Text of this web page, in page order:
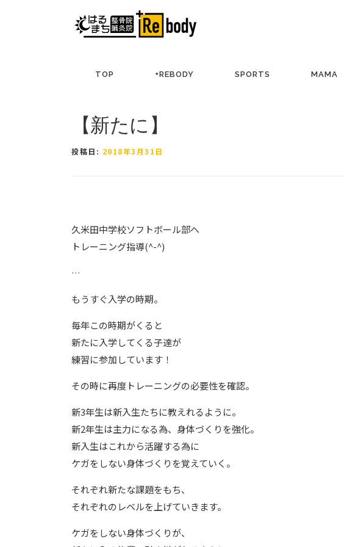
TOP +REBODY SPORTS MAMA
【新たに】
投稿日: 2018年3月31日
久米田中学校ソフトボール部へ
トレーニング指導(^-^)
…
もうすぐ入学の時期。
毎年この時期がくると
新たに入学してくる子達が
練習に参加しています！
その時に再度トレーニングの必要性を確認。
新3年生は新入生たちに教えれるように。
新2年生は主力になる為、身体づくりを強化。
新入生はこれから活躍する為に
ケガをしない身体づくりを覚えていく。
それぞれ新たな課題をもち、
それぞれのレベルを上げていきます。
ケガをしない身体づくりが、